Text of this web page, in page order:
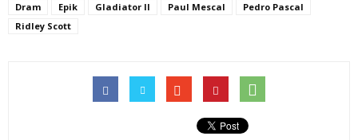
Dram
Epik Gladiator II Paul Mescal
Pedro Pascal
Ridley Scott